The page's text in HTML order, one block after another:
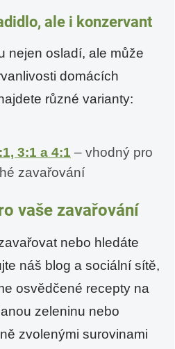
ale i konzervant
nejen osladí, ale může
domácích
různé varianty:
3:1 a 4:1 – vhodný pro
zavařování
vaše zavařování
nebo hledáte
náš blog a sociální sítě,
osvědčené recepty na
zeleninu nebo
zvolenými surovinami